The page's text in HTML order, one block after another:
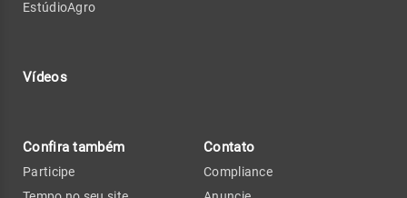
EstúdioAgro
Vídeos
Confira também
Participe
Contato
Compliance